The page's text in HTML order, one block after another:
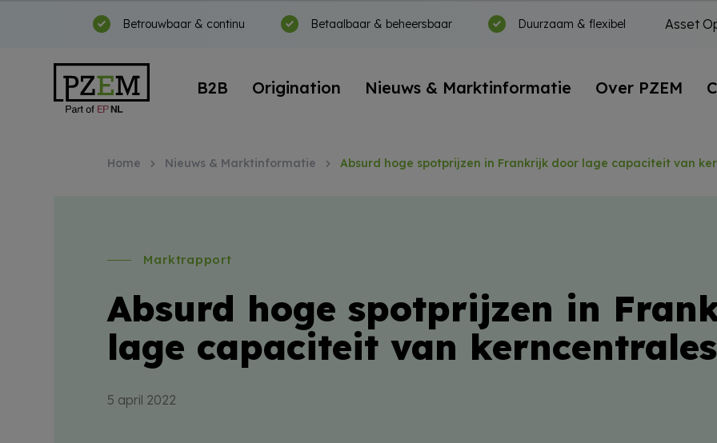
Betrouwbaar & continu Betaalbaar & beheersbaar Duurzaam & flexibel Asset
B2B Origination Nieuws & Marktinformatie Over PZEM
Home Nieuws & Marktinformatie Absurd hoge spotprijzen in Frankrijk door lage capaciteit van
Marktrapport
Absurd hoge spotprijzen in
lage capaciteit van kerncentrales
5 april 2022